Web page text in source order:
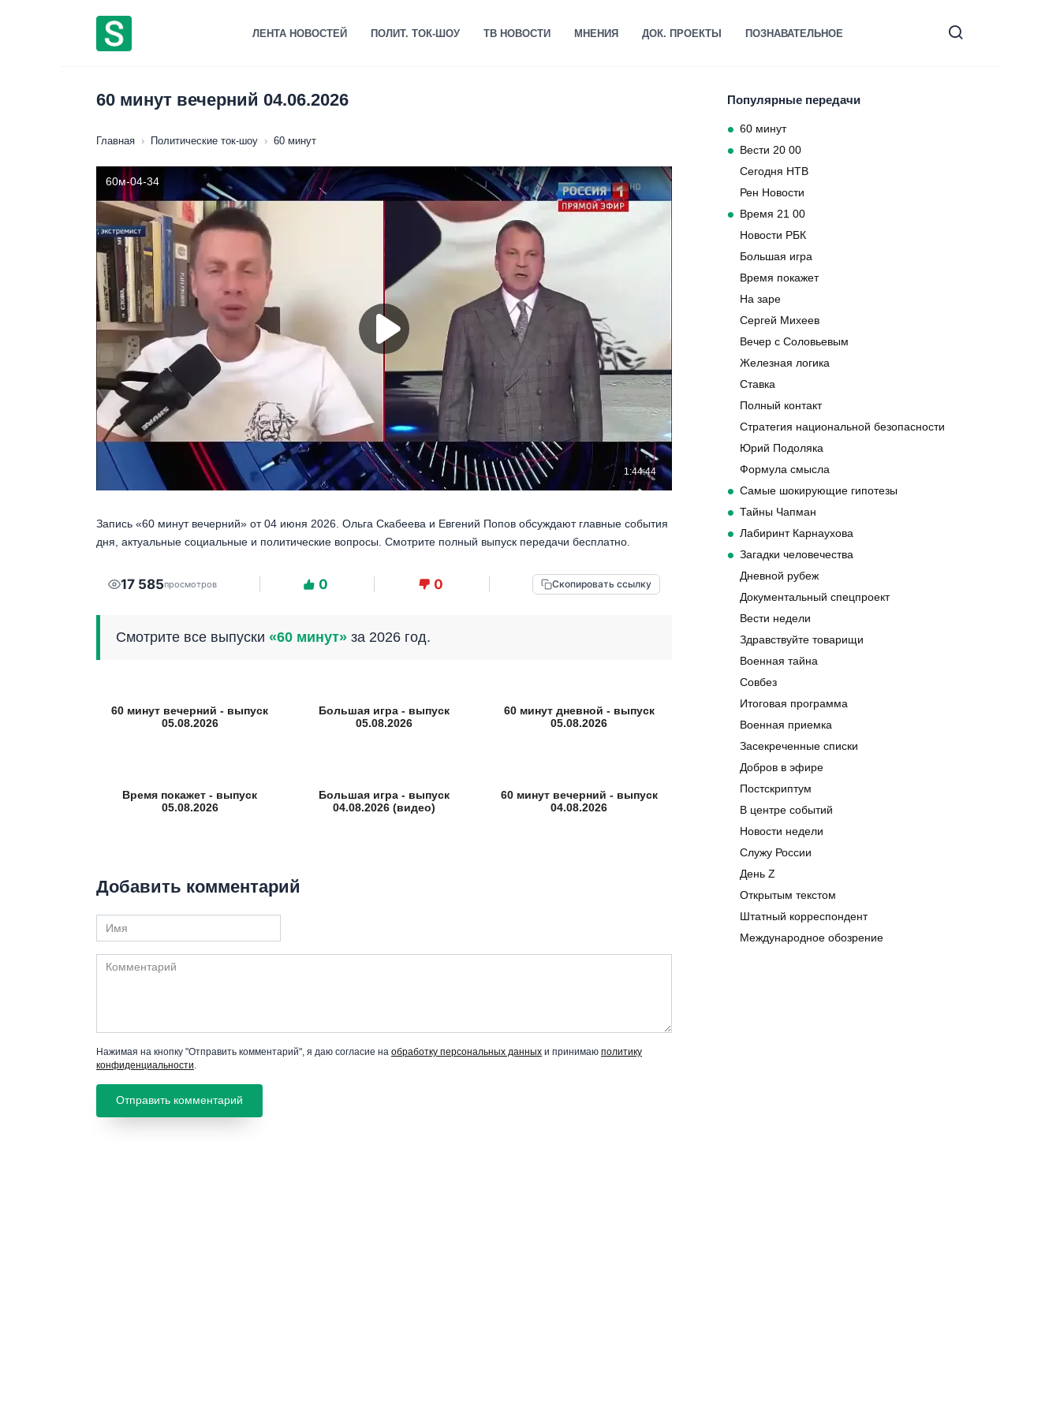
ЛЕНТА НОВОСТЕЙ ПОЛИТ. ТОК-ШОУ ТВ НОВОСТИ МНЕНИЯ ДОК. ПРОЕКТЫ ПОЗНАВАТЕЛЬНОЕ
60 минут вечерний 04.06.2026
Главная › Политические ток-шоу › 60 минут
Запись «60 минут вечерний» от 04 июня 2026. Ольга Скабеева и Евгений Попов обсуждают главные события
дня, актуальные социальные и политические вопросы. Смотрите полный выпуск передачи бесплатно.
17 585просмотров 0 0 Скопировать ссылку
Смотрите все выпуски «60 минут» за 2026 год.
60 минут вечерний - выпуск
05.08.2026
Большая игра - выпуск
05.08.2026
60 минут дневной - выпуск
05.08.2026
Время покажет - выпуск
05.08.2026
Большая игра - выпуск
04.08.2026 (видео)
60 минут вечерний - выпуск
04.08.2026
Добавить комментарий
Имя
Комментарий
Нажимая на кнопку "Отправить комментарий", я даю согласие на обработку персональных данных и принимаю политику
конфиденциальности.
Популярные передачи
60 минут
Вести 20 00
Сегодня НТВ
Рен Новости
Время 21 00
Новости РБК
Большая игра
Время покажет
На заре
Сергей Михеев
Вечер с Соловьевым
Железная логика
Ставка
Полный контакт
Стратегия национальной безопасности
Юрий Подоляка
Формула смысла
Самые шокирующие гипотезы
Тайны Чапман
Лабиринт Карнаухова
Загадки человечества
Дневной рубеж
Документальный спецпроект
Вести недели
Здравствуйте товарищи
Военная тайна
Совбез
Итоговая программа
Военная приемка
Засекреченные списки
Добров в эфире
Постскриптум
В центре событий
Новости недели
Служу России
День Z
Открытым текстом
Штатный корреспондент
Международное обозрение